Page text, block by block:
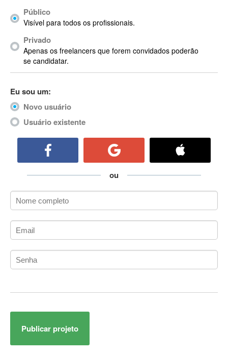
Acrobat
Acrobat X
Acronis
ACT
ActionScript
ActionScript 3
Active Directory
ActiveX Data Objects (ADO)
ADK
Administração Acadêmica
Administração de Artistas e Repertórios
Administração de Banco de Dados
Administração de Redes
Administrador de Sistemas
Adobe After Effects
Adobe AIR
Público
Visível para todos os profissionais.
Privado
Apenas os freelancers que forem convidados poderão
se candidatar.
Eu sou um:
Novo usuário
Usuário existente
ou
Publicar projeto